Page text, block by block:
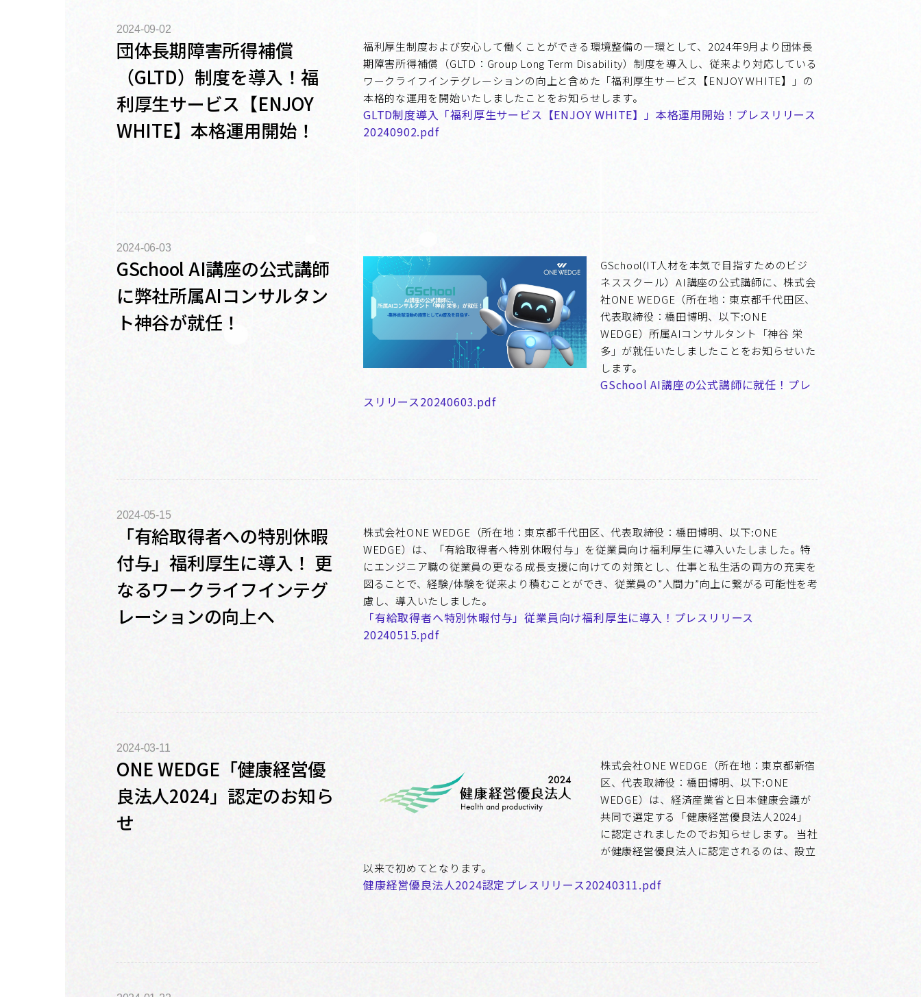
2024-09-02
団体長期障害所得補償
（GLTD）制度を導入！福
利厚生サービス【ENJOY
WHITE】本格運用開始！
福利厚生制度および安心して働くことができる環境整備の一環として、2024年9月より団体長
期障害所得補償（GLTD：Group Long Term Disability）制度を導入し、従来より対応している
ワークライフインテグレーションの向上と含めた「福利厚生サービス【ENJOY WHITE】」の
本格的な運用を開始いたしましたことをお知らせします。
GLTD制度導入「福利厚生サービス【ENJOY WHITE】」本格運用開始！プレスリリース
20240902.pdf
2024-06-03
GSchool AI講座の公式講師
に弊社所属AIコンサルタン
ト神谷が就任！
GSchool(IT人材を本気で目指すためのビジ
ネススクール）AI講座の公式講師に、株式会
社ONE WEDGE（所在地：東京都千代田区、
代表取締役：橋田博明、以下:ONE
WEDGE）所属AIコンサルタント「神谷 栄
多」が就任いたしましたことをお知らせいた
します。
GSchool AI講座の公式講師に就任！プレ
スリリース20240603.pdf
2024-05-15
「有給取得者への特別休暇
付与」福利厚生に導入！ 更
なるワークライフインテグ
レーションの向上へ
株式会社ONE WEDGE（所在地：東京都千代田区、代表取締役：橋田博明、以下:ONE
WEDGE）は、「有給取得者へ特別休暇付与」を従業員向け福利厚生に導入いたしました。特
にエンジニア職の従業員の更なる成長支援に向けての対策とし、仕事と私生活の両方の充実を
図ることで、経験/体験を従来より積むことができ、従業員の”人間力”向上に繋がる可能性を考
慮し、導入いたしました。
「有給取得者へ特別休暇付与」従業員向け福利厚生に導入！プレスリリース
20240515.pdf
2024-03-11
ONE WEDGE「健康経営優
良法人2024」認定のお知ら
せ
株式会社ONE WEDGE（所在地：東京都新宿
区、代表取締役：橋田博明、以下:ONE
WEDGE）は、経済産業省と日本健康会議が
共同で選定する「健康経営優良法人2024」
に認定されましたのでお知らせします。 当社
が健康経営優良法人に認定されるのは、設立
以来で初めてとなります。
健康経営優良法人2024認定プレスリリース20240311.pdf